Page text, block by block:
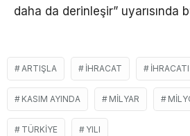
daha da derinleşir” uyarısında
ARTIŞLA IHRACAT İHRACATI
KASIM AYINDA MILYAR
TÜRKIYE YILI